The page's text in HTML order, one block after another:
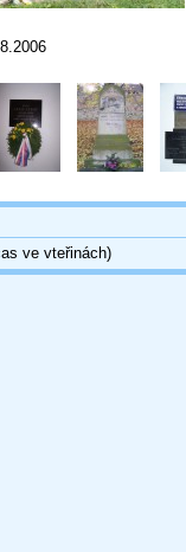
ve vteřinách)